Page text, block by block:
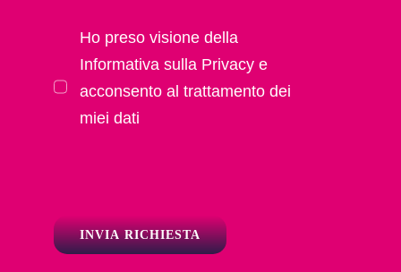
Ho preso visione della
Informativa sulla Privacy e
acconsento al trattamento dei
miei dati
INVIA RICHIESTA